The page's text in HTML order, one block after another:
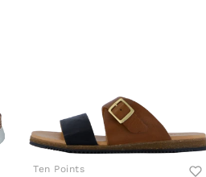
Ten Points